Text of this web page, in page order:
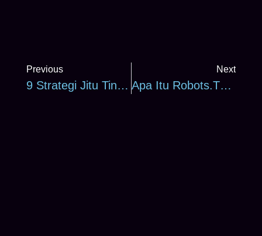
Previous
9 Strategi Jitu Tingkatkan Kecepatan Website (Loading <3 Detik)
Next
Apa Itu Robots.txt? Panduan Lengkap Untuk Pemula